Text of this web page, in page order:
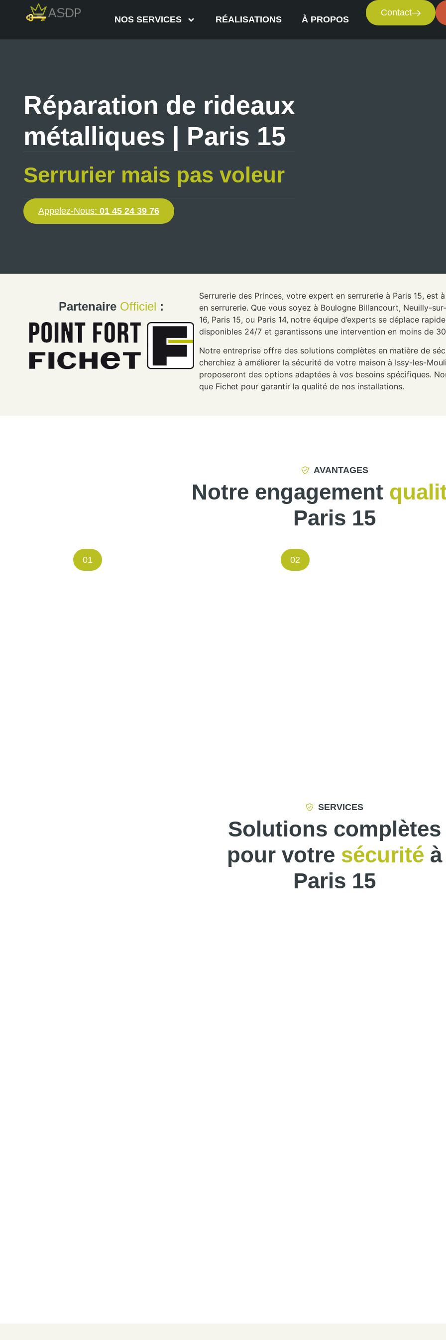
Contact
NOS SERVICES RÉALISATIONS À PROPOS
Réparation de rideaux
métalliques | Paris 15
Serrurier mais pas voleur
Appelez-Nous: 01 45 24 39 76
Partenaire Officiel :
Serrurerie des Princes, votre expert en serrurerie à Paris 15,
en serrurerie. Que vous soyez à Boulogne Billancourt, Neuilly-
16, Paris 15, ou Paris 14, notre équipe d’experts se déplace
disponibles 24/7 et garantissons une intervention en moins de
Notre entreprise offre des solutions complètes en matière de
cherchiez à améliorer la sécurité de votre maison à Issy-les-
proposeront des options adaptées à vos besoins spécifiques.
que Fichet pour garantir la qualité de nos installations.
AVANTAGES
Notre engagement
Paris 15
01 02
SERVICES
Solutions complètes
pour votre sécurité à
Paris 15